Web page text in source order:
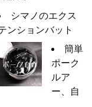
シマノのエクス
ンションバット
簡単
ポーク
ルア
ー、自